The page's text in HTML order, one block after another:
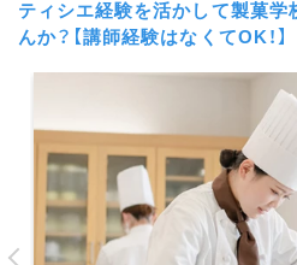
ティシエ経験を活かして製菓学
んか？【講師経験はなくてOK！】